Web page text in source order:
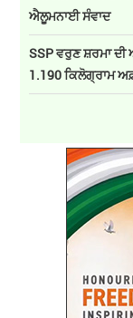
ਐਲੂਮਨਾਈ ਸੰਵਾਦ
SSP ਵਰੁਣ ਸ਼ਰਮਾ
1.190 ਕਿਲੋਗ੍ਰਾਮ